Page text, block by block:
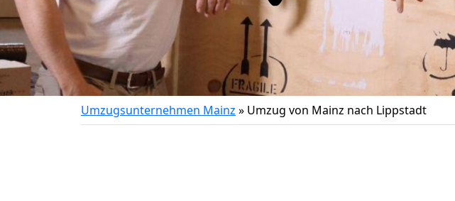
Umzugsunternehmen Mainz » Umzug von Mainz nach Lippstadt